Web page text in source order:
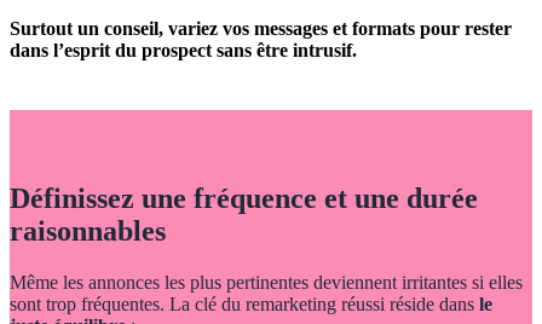
Surtout un conseil, variez vos messages et formats pour rester
dans l’esprit du prospect sans être intrusif.
Définissez une fréquence et une durée
raisonnables
Même les annonces les plus pertinentes deviennent irritantes si elles
sont trop fréquentes. La clé du remarketing réussi réside dans le